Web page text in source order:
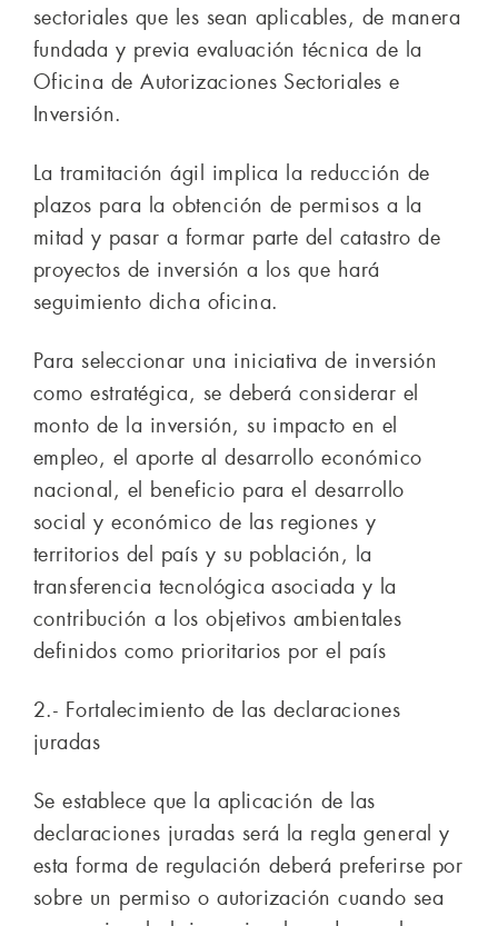
sectoriales que les sean aplicables, de manera
fundada y previa evaluación técnica de la
Oficina de Autorizaciones Sectoriales e
Inversión.
La tramitación ágil implica la reducción de
plazos para la obtención de permisos a la
mitad y pasar a formar parte del catastro de
proyectos de inversión a los que hará
seguimiento dicha oficina.
Para seleccionar una iniciativa de inversión
como estratégica, se deberá considerar el
monto de la inversión, su impacto en el
empleo, el aporte al desarrollo económico
nacional, el beneficio para el desarrollo
social y económico de las regiones y
territorios del país y su población, la
transferencia tecnológica asociada y la
contribución a los objetivos ambientales
definidos como prioritarios por el país
2.- Fortalecimiento de las declaraciones
juradas
Se establece que la aplicación de las
declaraciones juradas será la regla general y
esta forma de regulación deberá preferirse por
sobre un permiso o autorización cuando sea